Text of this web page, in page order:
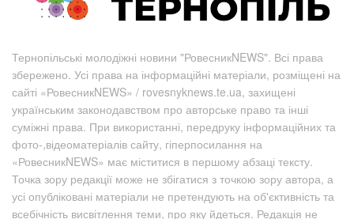
Тернопільські молодіжні новини "РовесникNEWS". Всі права
збережено. Усі права на інформаційні матеріали, розміщені на
сайті «РовесникNEWS» / rovesnyknews.te.ua, захищені
українським законодавством про авторське право та інші
суміжні права. При використанні, передруку інформаційних та
фото-,відеоматеріалів сайту, гіперпосилання на
«РовесникNEWS» має міститися в першому абзаці тексту.
Точка зору редакції може не збігатися з точкою зору автора, а
усі опубліковані матеріали не претендують на об'єктивність та
всебічність висвітлення теми, про яку йдеться. Редакція не